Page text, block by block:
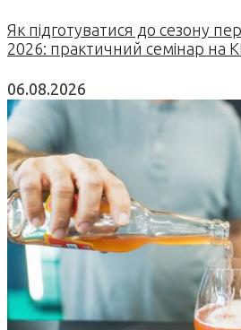
Як підготуватися до сезону
2026: практичний семінар на
06.08.2026